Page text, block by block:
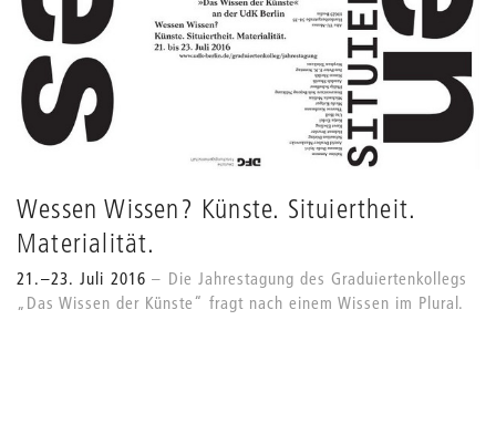
Wessen Wissen? Künste. Situiertheit.
Materialität.
21.–23. Juli 2016
Die Jahrestagung des Graduiertenkollegs
„Das Wissen der Künste“ fragt nach einem Wissen im Plural.